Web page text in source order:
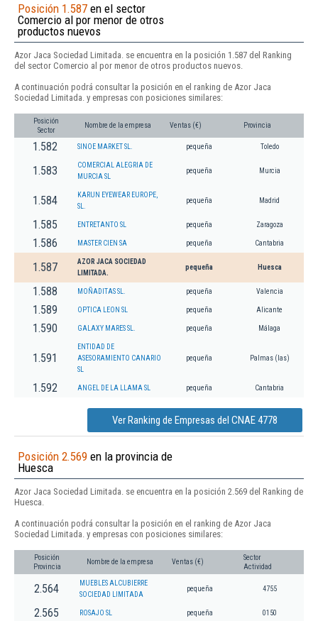
Posición 1.587 en el sector
Comercio al por menor de otros
productos nuevos
Azor Jaca Sociedad Limitada. se encuentra en la posición 1.587 del Ranking
del sector Comercio al por menor de otros productos nuevos.
A continuación podrá consultar la posición en el ranking de Azor Jaca
Sociedad Limitada. y empresas con posiciones similares:
Posición
Sector
Nombre de la empresa Ventas (€) Provincia
1.582 SINOE MARKET SL. pequeña Toledo
1.583
COMERCIAL ALEGRIA DE
MURCIA SL
pequeña Murcia
1.584
KARUN EYEWEAR EUROPE,
SL.
pequeña Madrid
1.585 ENTRETANTO SL pequeña Zaragoza
1.586 MASTER CIEN SA pequeña Cantabria
1.587
AZOR JACA SOCIEDAD
LIMITADA.
pequeña Huesca
1.588 MOÑADITAS SL. pequeña Valencia
1.589 OPTICA LEON SL pequeña Alicante
1.590 GALAXY MARES SL. pequeña Málaga
1.591
ENTIDAD DE
ASESORAMIENTO CANARIO
SL
pequeña Palmas (las)
1.592 ANGEL DE LA LLAMA SL pequeña Cantabria
Ver Ranking de Empresas del CNAE 4778
Posición 2.569 en la provincia de
Huesca
Azor Jaca Sociedad Limitada. se encuentra en la posición 2.569 del Ranking de
Huesca.
A continuación podrá consultar la posición en el ranking de Azor Jaca
Sociedad Limitada. y empresas con posiciones similares:
Posición
Provincia
Nombre de la empresa Ventas (€)
Sector
Actividad
2.564
MUEBLES ALCUBIERRE
SOCIEDAD LIMITADA
pequeña 4755
2.565 ROSAJO SL pequeña 0150